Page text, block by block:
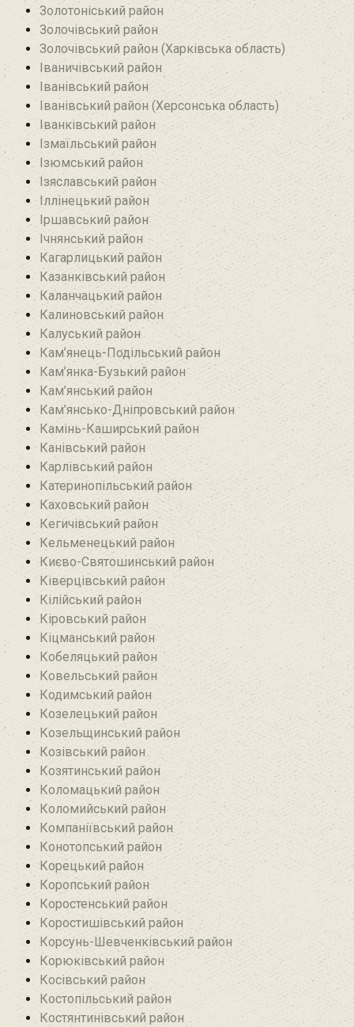
Золотоніський район
Золочівський район
Золочівський район (Харківська область)
Іваничівський район‎
Іванівський район
Іванівський район (Херсонська область)
Іванківський район
Ізмаїльський район
Ізюмський район
Ізяславський район
Іллінецький район
Іршавський район
Ічнянський район
Кагарлицький район
Казанківський район‎
Каланчацький район
Калиновський район
Калуський район
Кам’янець-Подільський район
Кам’янка-Бузький район
Кам’янський район
Кам’янсько-Дніпровський район‎
Камінь-Каширський район
Канівський район
Карлівський район
Катеринопільський район
Каховський район
Кегичівський район
Кельменецький район
Києво-Святошинський район
Ківерцівський район‎
Кілійський район
Кіровський район
Кіцманський район
Кобеляцький район‎
Ковельський район
Кодимський район
Козелецький район
Козельщинський район
Козівський район
Козятинський район
Коломацький район
Коломийський район
Компаніївський район
Конотопський район
Корецький район
Коропський район
Коростенський район
Коростишівський район‎
Корсунь-Шевченківський район
Корюківський район
Косівський район
Костопільський район
Костянтинівський район‎